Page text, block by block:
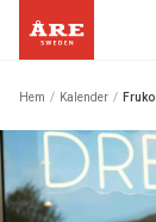
Hem / Kalender /